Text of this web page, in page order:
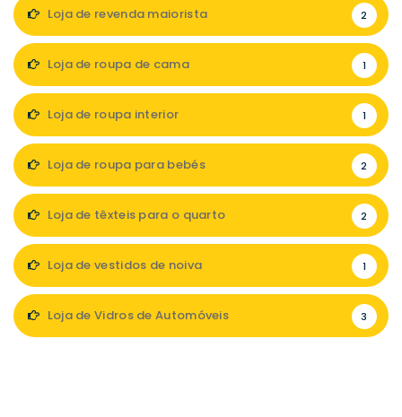
Loja de revenda maiorista 2
Loja de roupa de cama 1
Loja de roupa interior 1
Loja de roupa para bebés 2
Loja de têxteis para o quarto 2
Loja de vestidos de noiva 1
Loja de Vidros de Automóveis 3